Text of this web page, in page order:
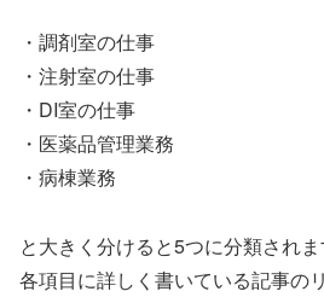
・調剤室の仕事
・注射室の仕事
・DI室の仕事
・医薬品管理業務
・病棟業務
と大きく分けると5つに分類されま
各項目に詳しく書いている記事の